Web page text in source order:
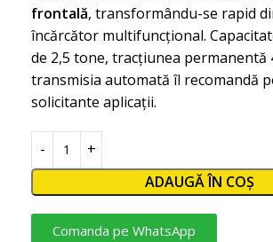
frontală, transformându-se rapid
încărcător multifuncțional.
de 2,5 tone, tracțiunea permanentă
transmisia automată îl recomandă
solicitante aplicații.
ADAUGĂ ÎN COȘ
Comanda pe WhatsApp